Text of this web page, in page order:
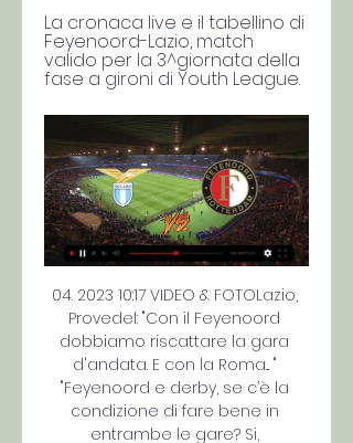
La cronaca live e il tabellino di
Feyenoord-Lazio, match
valido per la 3^giornata della
fase a gironi di Youth League.
04. 2023 10:17 VIDEO & FOTOLazio,
Provedel: "Con il Feyenoord
dobbiamo riscattare la gara
d'andata. E con la Roma... "
"Feyenoord e derby, se c’è la
condizione di fare bene in
entrambe le gare? Si,